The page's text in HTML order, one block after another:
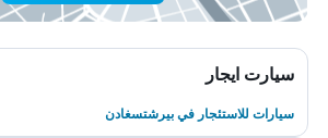
سيارت ايجار
سيارات للاستئجار في بيرشتسغادن